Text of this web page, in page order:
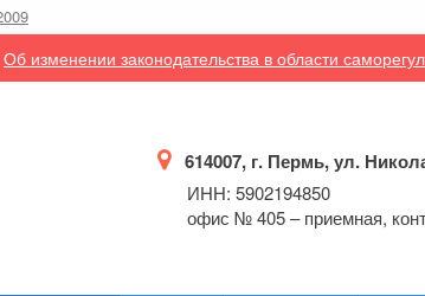
Об изменении законодательства в области
614007, г. Пермь, ул.
ИНН: 5902194850
офис № 405 – приемная,